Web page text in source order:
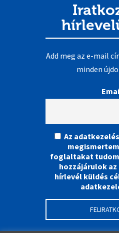
Add meg az e-mail
minden
Az
foglaltakat
hozzájárulok
hírlevél küldés